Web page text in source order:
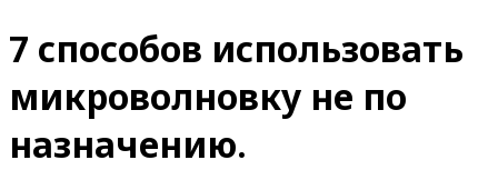
7 способов использовать
микроволновку не по
назначению.